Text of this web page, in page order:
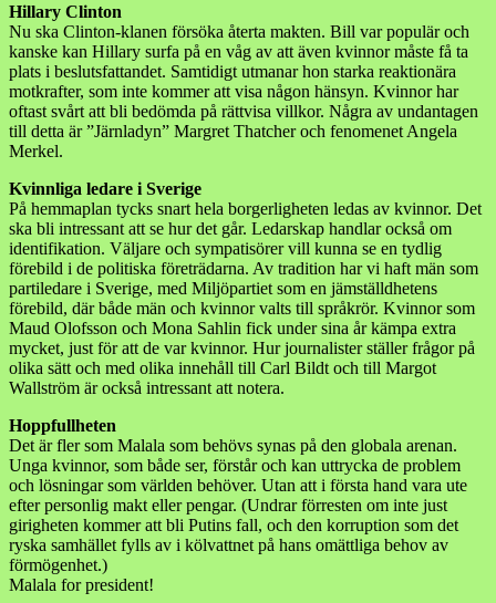
Hillary Clinton
Nu ska Clinton-klanen försöka återta makten. Bill var populär och
kanske kan Hillary surfa på en våg av att även kvinnor måste få ta
plats i beslutsfattandet. Samtidigt utmanar hon starka reaktionära
motkrafter, som inte kommer att visa någon hänsyn. Kvinnor har
oftast svårt att bli bedömda på rättvisa villkor. Några av undantagen
till detta är ”Järnladyn” Margret Thatcher och fenomenet Angela
Merkel.
Kvinnliga ledare i Sverige
På hemmaplan tycks snart hela borgerligheten ledas av kvinnor. Det
ska bli intressant att se hur det går. Ledarskap handlar också om
identifikation. Väljare och sympatisörer vill kunna se en tydlig
förebild i de politiska företrädarna. Av tradition har vi haft män som
partiledare i Sverige, med Miljöpartiet som en jämställdhetens
förebild, där både män och kvinnor valts till språkrör. Kvinnor som
Maud Olofsson och Mona Sahlin fick under sina år kämpa extra
mycket, just för att de var kvinnor. Hur journalister ställer frågor på
olika sätt och med olika innehåll till Carl Bildt och till Margot
Wallström är också intressant att notera.
Hoppfullheten
Det är fler som Malala som behövs synas på den globala arenan.
Unga kvinnor, som både ser, förstår och kan uttrycka de problem
och lösningar som världen behöver. Utan att i första hand vara ute
efter personlig makt eller pengar. (Undrar förresten om inte just
girigheten kommer att bli Putins fall, och den korruption som det
ryska samhället fylls av i kölvattnet på hans omättliga behov av
förmögenhet.)
Malala for president!